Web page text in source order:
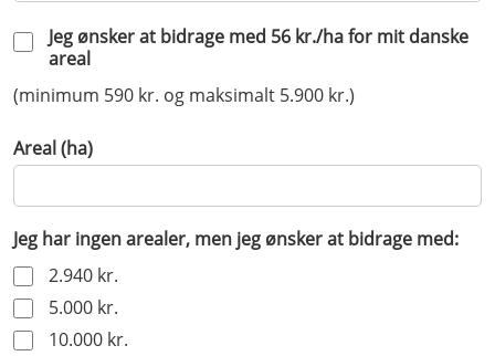
Jeg ønsker at bidrage med 56 kr./ha for mit danske
areal
(minimum 590 kr. og maksimalt 5.900 kr.)
Areal (ha)
Jeg har ingen arealer, men jeg ønsker at bidrage med:
2.940 kr.
5.000 kr.
10.000 kr.